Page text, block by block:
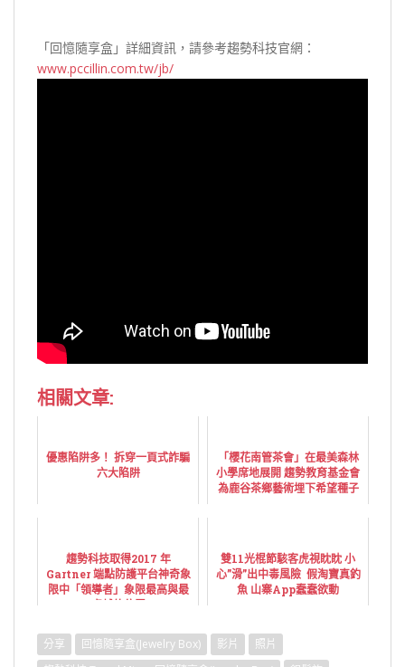
「回憶隨享盒」詳細資訊，請參考趨勢科技官網：
www.pccillin.com.tw/jb/
相關文章:
優惠陷阱多！ 拆穿一頁式詐騙
六大陷阱
「櫻花南管茶會」在最美森林
小學席地展開 趨勢教育基金會
為鹿谷茶鄉藝術埋下希望種子
趨勢科技取得2017 年
Gartner 端點防護平台神奇象
限中「領導者」象限最高與最
卓越的位置
雙11光棍節駭客虎視眈眈 小
心”滑”出中毒風險 假淘寶真釣
魚 山寨App蠢蠢欲動
分享 回憶隨享盒(Jewelry Box) 影片
照片